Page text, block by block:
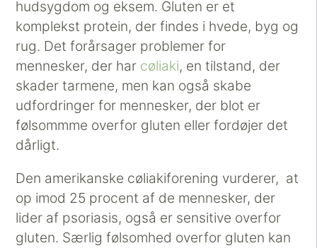
hudsygdom og eksem. Gluten er et
komplekst protein, der findes i hvede, byg og
rug. Det forårsager problemer for
mennesker, der har cøliaki, en tilstand, der
skader tarmene, men kan også skabe
udfordringer for mennesker, der blot er
følsommme overfor gluten eller fordøjer det
dårligt.
Den amerikanske cøliakiforening vurderer, at
op imod 25 procent af de mennesker, der
lider af psoriasis, også er sensitive overfor
gluten. Særlig følsomhed overfor gluten kan